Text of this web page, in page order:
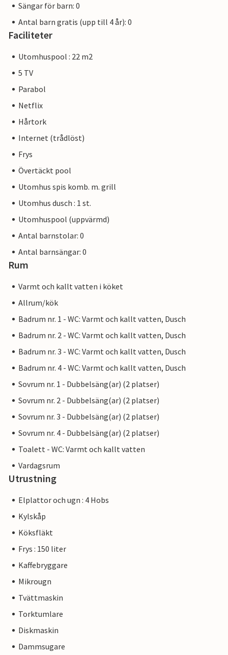
Sängar för barn: 0
Antal barn gratis (upp till 4 år): 0
Faciliteter
Utomhuspool : 22 m2
5 TV
Parabol
Netflix
Hårtork
Internet (trådlöst)
Frys
Övertäckt pool
Utomhus spis komb. m. grill
Utomhus dusch : 1 st.
Utomhuspool (uppvärmd)
Antal barnstolar: 0
Antal barnsängar: 0
Rum
Varmt och kallt vatten i köket
Allrum/kök
Badrum nr. 1 - WC: Varmt och kallt vatten, Dusch
Badrum nr. 2 - WC: Varmt och kallt vatten, Dusch
Badrum nr. 3 - WC: Varmt och kallt vatten, Dusch
Badrum nr. 4 - WC: Varmt och kallt vatten, Dusch
Sovrum nr. 1 - Dubbelsäng(ar) (2 platser)
Sovrum nr. 2 - Dubbelsäng(ar) (2 platser)
Sovrum nr. 3 - Dubbelsäng(ar) (2 platser)
Sovrum nr. 4 - Dubbelsäng(ar) (2 platser)
Toalett - WC: Varmt och kallt vatten
Vardagsrum
Utrustning
Elplattor och ugn : 4 Hobs
Kylskåp
Köksfläkt
Frys : 150 liter
Kaffebryggare
Mikrougn
Tvättmaskin
Torktumlare
Diskmaskin
Dammsugare